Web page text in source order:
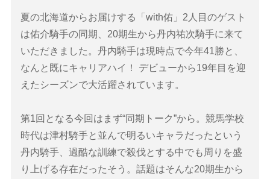
夏の北海道からお届けする「with佑」2人目のゲスト
は佑介騎手の同期、20期生から丹内祐次騎手に来て
いただきました。丹内騎手は現時点で今年41勝と、
なんと既にキャリアハイ！ デビューから19年目を迎
えたシーズンで大活躍されています。
第1回となる今回はまず“同期トーク”から。競馬学校
時代は津村騎手と並んで明るいキャラだったという
丹内騎手、過酷な訓練で殺伐とする中でも周りを盛
り上げる存在だったそう。話題はそんな20期生から